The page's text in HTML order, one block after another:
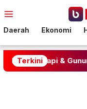
ke
Mobile
Daerah Ekonomi
Terkini
& Gunung Bromo